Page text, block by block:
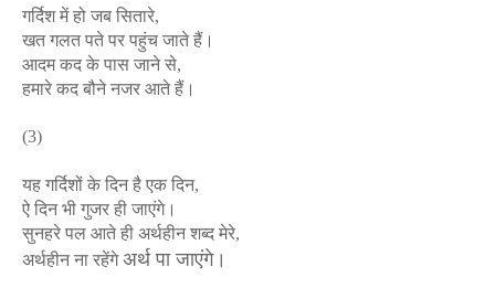
गर्दिश में हो जब सितारे,
खत गलत पते पर पहुंच जाते हैं।
आदम कद के पास जाने से,
हमारे कद बौने नजर आते हैं।
(3)
यह गर्दिशों के दिन है एक दिन,
ऐ दिन भी गुजर ही जाएंगे।
सुनहरे पल आते ही अर्थहीन शब्द मेरे,
अर्थहीन ना रहेंगेअर्थ पा जाएंगे।